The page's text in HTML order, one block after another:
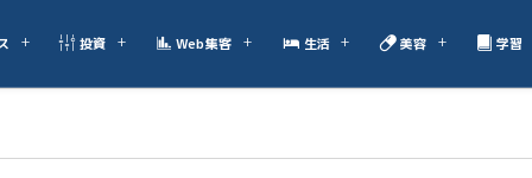
投資 Web集客 生活 美容 学習